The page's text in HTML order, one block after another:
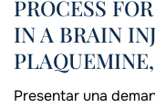
PROCESS
IN A BRAIN
Presentar una